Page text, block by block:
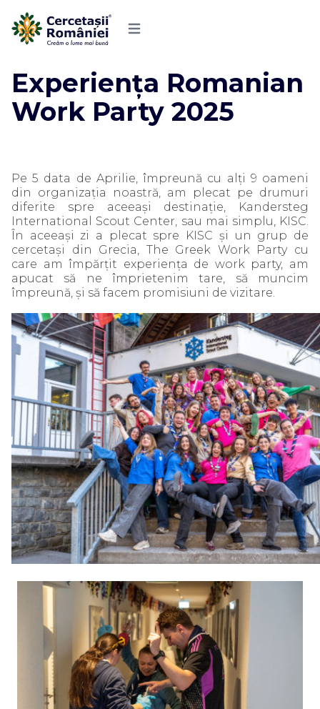
Experiența Romanian
Work Party 2025
Pe 5 data de Aprilie, împreună cu alți 9 oameni
din organizația noastră, am plecat pe drumuri
diferite spre aceeași destinație, Kandersteg
International Scout Center, sau mai simplu, KISC.
În aceeași zi a plecat spre KISC și un grup de
cercetași din Grecia, The Greek Work Party cu
care am împărțit experiența de work party, am
apucat să ne împrietenim tare, să muncim
împreună, și să facem promisiuni de vizitare.